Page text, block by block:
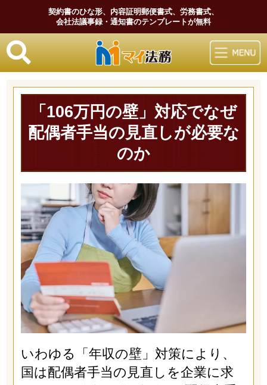
契約書のひな形、内容証明郵便書式、労務書式、
会社法議事録・通知書のテンプレートが無料
マイ法務
「106万円の壁」対応でなぜ
配偶者手当の見直しが必要な
のか
いわゆる「年収の壁」対策により、
国は配偶者手当の見直しを企業に求